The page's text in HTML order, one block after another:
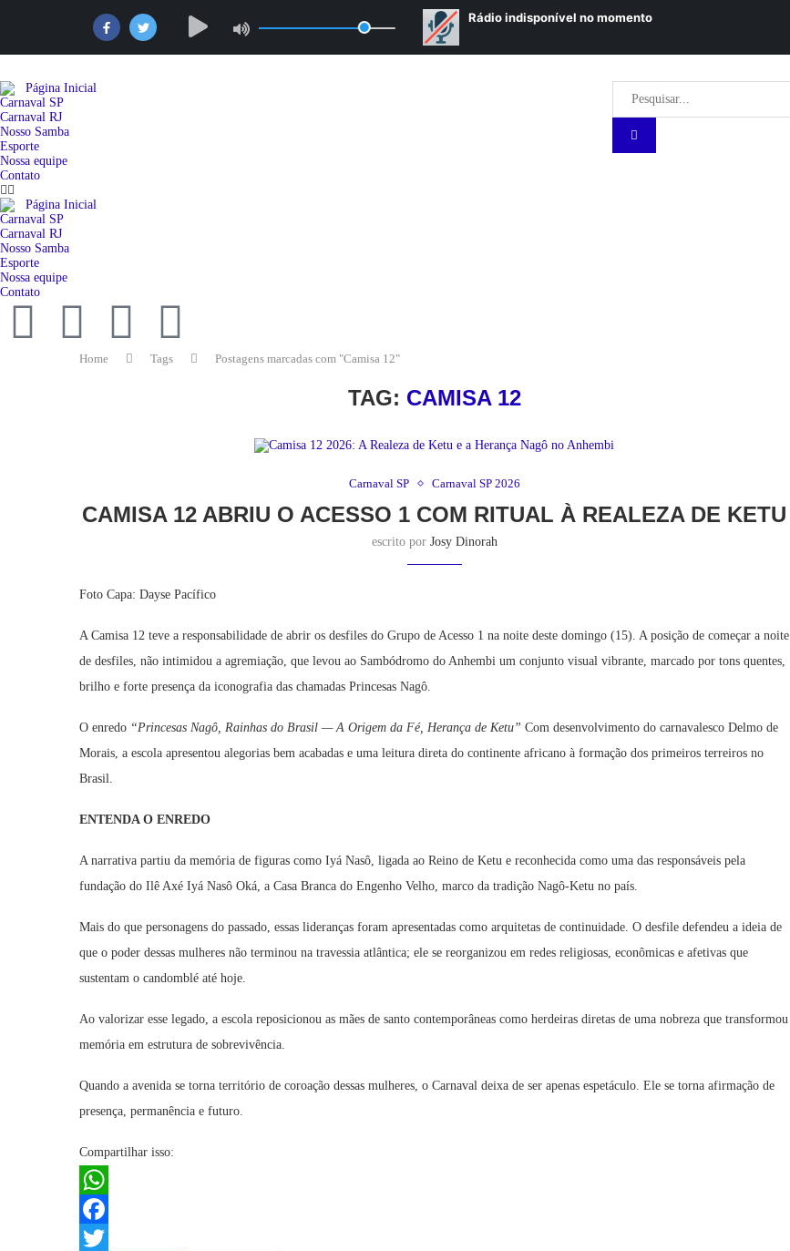
Página Inicial
Carnaval SP
Carnaval RJ
Nosso Samba
Esporte
Nossa equipe
Contato
Página Inicial
Carnaval SP
Carnaval RJ
Nosso Samba
Esporte
Nossa equipe
Contato
Home Tags Postagens marcadas com "Camisa 12"
TAG: CAMISA 12
Carnaval SP Carnaval SP 2026
CAMISA 12 ABRIU O ACESSO 1 COM RITUAL À REALEZA DE KETU
escrito por Josy Dinorah
Foto Capa: Dayse Pacífico
A Camisa 12 teve a responsabilidade de abrir os desfiles do Grupo de Acesso 1 na noite deste domingo (15). A posição de começar a noite
de desfiles, não intimidou a agremiação, que levou ao Sambódromo do Anhembi um conjunto visual vibrante, marcado por tons quentes,
brilho e forte presença da iconografia das chamadas Princesas Nagô.
O enredo “Princesas Nagô, Rainhas do Brasil — A Origem da Fé, Herança de Ketu” Com desenvolvimento do carnavalesco Delmo de
Morais, a escola apresentou alegorias bem acabadas e uma leitura direta do continente africano à formação dos primeiros terreiros no
Brasil.
ENTENDA O ENREDO
A narrativa partiu da memória de figuras como Iyá Nasô, ligada ao Reino de Ketu e reconhecida como uma das responsáveis pela
fundação do Ilê Axé Iyá Nasô Oká, a Casa Branca do Engenho Velho, marco da tradição Nagô-Ketu no país.
Mais do que personagens do passado, essas lideranças foram apresentadas como arquitetas de continuidade. O desfile defendeu a ideia de
que o poder dessas mulheres não terminou na travessia atlântica; ele se reorganizou em redes religiosas, econômicas e afetivas que
sustentam o candomblé até hoje.
Ao valorizar esse legado, a escola reposicionou as mães de santo contemporâneas como herdeiras diretas de uma nobreza que transformou
memória em estrutura de sobrevivência.
Quando a avenida se torna território de coroação dessas mulheres, o Carnaval deixa de ser apenas espetáculo. Ele se torna afirmação de
presença, permanência e futuro.
Compartilhar isso:
WhatsApp
Facebook